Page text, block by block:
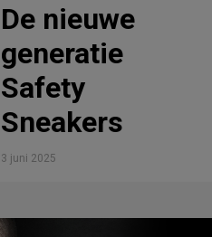
De nieuwe
generatie
Safety
Sneakers
3 juni 2025